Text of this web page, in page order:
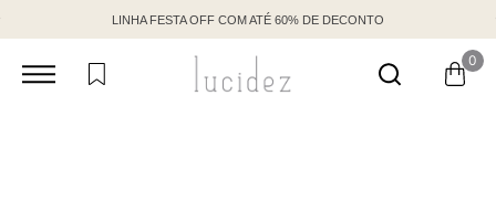
LINHA FESTA OFF COM ATÉ 60% DE DECONTO
0